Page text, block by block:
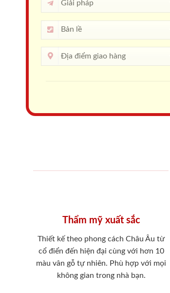
Thẩm mỹ xuất sắc
Thiết kế theo phong cách Châu Âu từ
cổ điển đến hiện đại cùng với hơn 10
màu vân gỗ tự nhiên. Phù hợp với mọi
không gian trong nhà bạn.